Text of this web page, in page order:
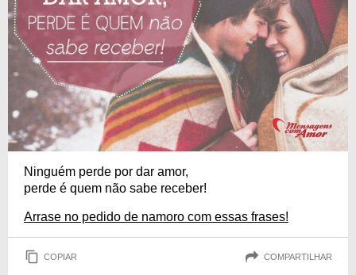
Ninguém perde por dar amor,
perde é quem não sabe receber!
Arrase no pedido de namoro com essas frases!
COPIAR COMPARTILHAR